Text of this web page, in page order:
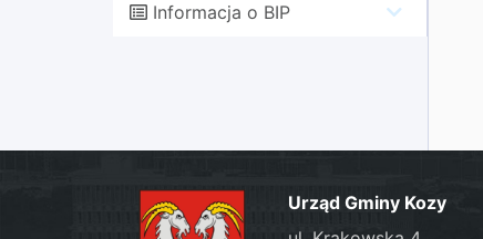
Informacja o BIP
Urząd Gminy Kozy